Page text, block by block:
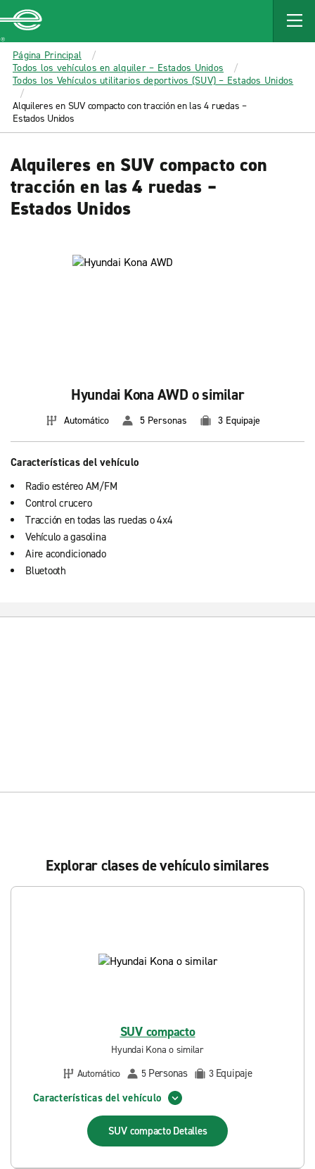
MAIN
CONTENT
Enterprise
Página Principal
Todos los vehículos en alquiler – Estados Unidos
Todos los Vehículos utilitarios deportivos (SUV) – Estados Unidos
Alquileres en SUV compacto con tracción en las 4 ruedas –
Estados Unidos
Alquileres en SUV compacto con
tracción en las 4 ruedas –
Estados Unidos
Hyundai Kona AWD o similar
Automático 5 Personas 3 Equipaje
Características del vehículo
Radio estéreo AM/FM
Control crucero
Tracción en todas las ruedas o 4x4
Vehículo a gasolina
Aire acondicionado
Bluetooth
Explorar clases de vehículo similares
SUV compacto
Hyundai Kona o similar
Automático
5 Personas 3 Equipaje
Características del vehículo
SUV compacto Detalles